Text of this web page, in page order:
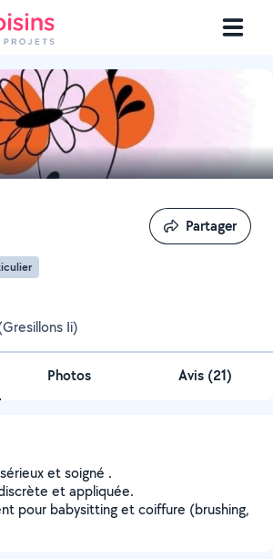
Ii)
Partager
Partager
Photos Avis (21)
et soigné .
et appliquée.
pour babysitting et coiffure (brushing,